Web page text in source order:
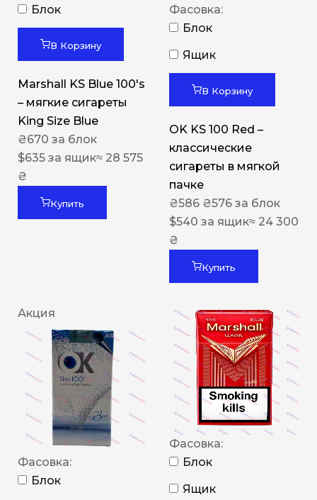
Блок
В Корзину
Marshall KS Blue 100's
– мягкие сигареты
King Size Blue
₴670 за блок
$635 за ящик≈ 28 575
₴
Купить
Фасовка:
Блок
Ящик
В Корзину
OK KS 100 Red –
классические
сигареты в мягкой
пачке
₴586 ₴576 за блок
$540 за ящик≈ 24 300
₴
Купить
Акция
Фасовка:
Блок
Фасовка:
Блок
Ящик